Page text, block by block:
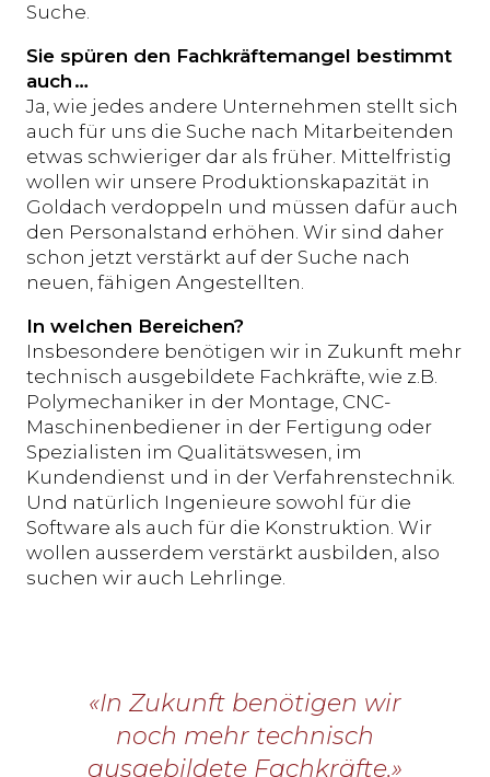
Suche.
Sie spüren den Fachkräftemangel bestimmt
auch …
Ja, wie jedes andere Unternehmen stellt sich
auch für uns die Suche nach Mitarbeitenden
etwas schwieriger dar als früher. Mittelfristig
wollen wir unsere Produktionskapazität in
Goldach verdoppeln und müssen dafür auch
den Personalstand erhöhen. Wir sind daher
schon jetzt verstärkt auf der Suche nach
neuen, fähigen Angestellten.
In welchen Bereichen?
Insbesondere benötigen wir in Zukunft mehr
technisch ausgebildete Fachkräfte, wie z.B.
Polymechaniker in der Montage, CNC-
Maschinenbediener in der Fertigung oder
Spezialisten im Qualitätswesen, im
Kundendienst und in der Verfahrenstechnik.
Und natürlich Ingenieure sowohl für die
Software als auch für die Konstruktion. Wir
wollen ausserdem verstärkt ausbilden, also
suchen wir auch Lehrlinge.
«In Zukunft benötigen wir
noch mehr technisch
ausgebildete Fachkräfte.»